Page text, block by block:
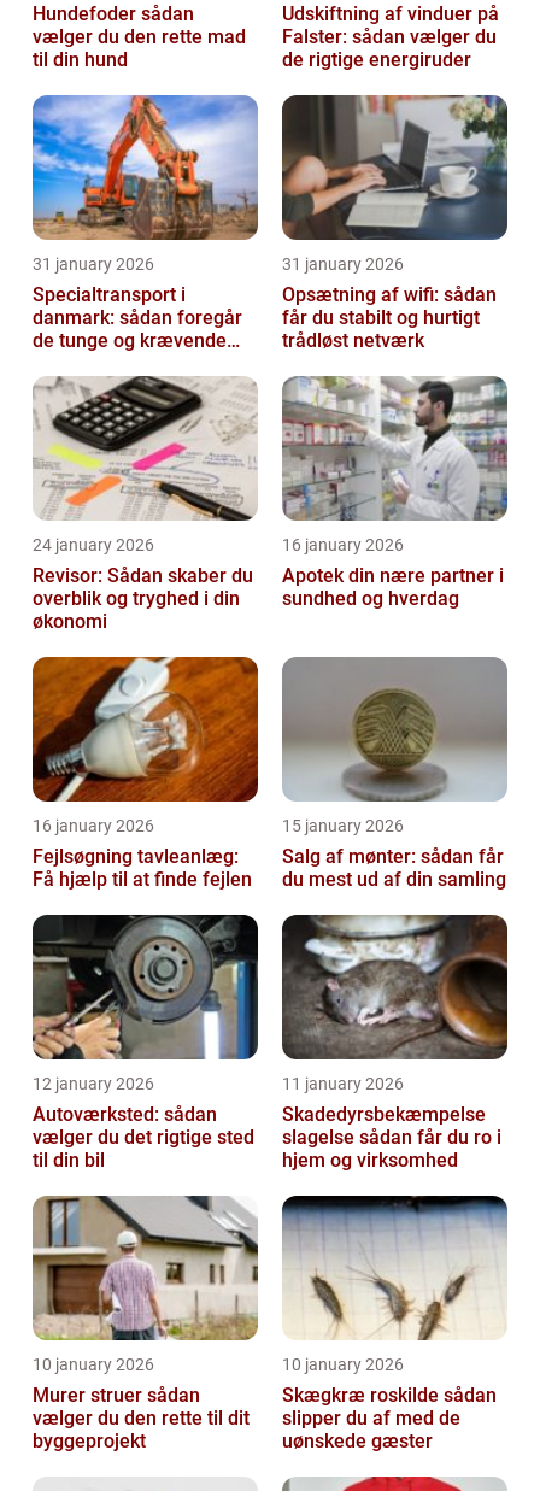
Hundefoder sådan
vælger du den rette mad
til din hund
Udskiftning af vinduer på
Falster: sådan vælger du
de rigtige energiruder
31 january 2026
Specialtransport i
danmark: sådan foregår
de tunge og krævende
31 january 2026
Opsætning af wifi: sådan
får du stabilt og hurtigt
trådløst netværk
24 january 2026
Revisor: Sådan skaber du
overblik og tryghed i din
økonomi
16 january 2026
Apotek din nære partner i
sundhed og hverdag
16 january 2026
Fejlsøgning tavleanlæg:
Få hjælp til at finde fejlen
15 january 2026
Salg af mønter: sådan får
du mest ud af din samling
12 january 2026
Autoværksted: sådan
vælger du det rigtige sted
til din bil
11 january 2026
Skadedyrsbekæmpelse
slagelse sådan får du ro i
hjem og virksomhed
10 january 2026
Murer struer sådan
vælger du den rette til dit
byggeprojekt
10 january 2026
Skægkræ roskilde sådan
slipper du af med de
uønskede gæster